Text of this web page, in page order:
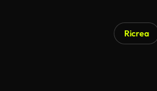
Ricrea